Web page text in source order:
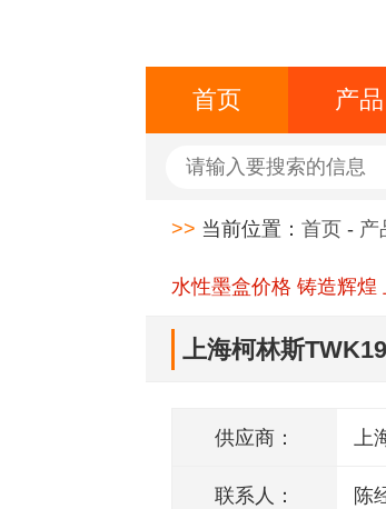
首页 产品
>> 当前位置： 首页 - 产
水性墨盒价格 铸造辉煌
上海柯林斯
供应商：
联系人： 陈